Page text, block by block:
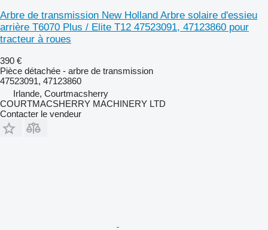
Arbre de transmission New Holland Arbre solaire d'essieu
arrière T6070 Plus / Elite T12 47523091, 47123860 pour
tracteur à roues
390 €
Pièce détachée - arbre de transmission
47523091, 47123860
Irlande, Courtmacsherry
COURTMACSHERRY MACHINERY LTD
Contacter le vendeur